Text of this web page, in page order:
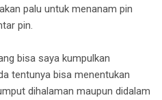
palu untuk menanam pin
pin.
bisa saya kumpulkan
tentunya bisa menentukan
dihalaman maupun didalam